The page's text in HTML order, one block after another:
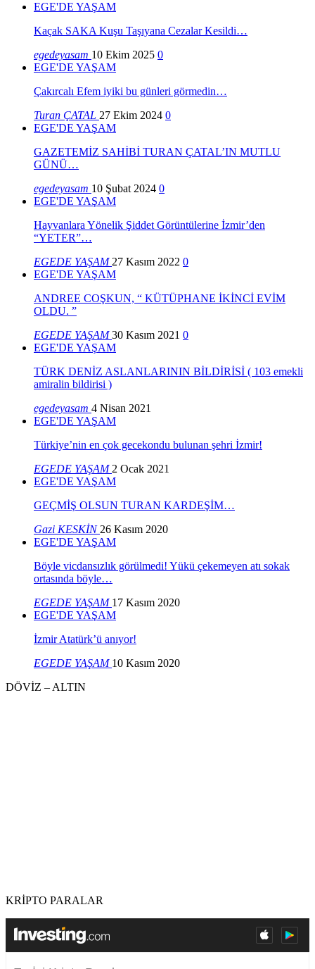
EGE'DE YAŞAM
Kaçak SAKA Kuşu Taşıyana Cezalar Kesildi…
egedeyasam 10 Ekim 2025 0
EGE'DE YAŞAM
Çakırcalı Efem iyiki bu günleri görmedin…
Turan ÇATAL 27 Ekim 2024 0
EGE'DE YAŞAM
GAZETEMİZ SAHİBİ TURAN ÇATAL’IN MUTLU
GÜNÜ…
egedeyasam 10 Şubat 2024 0
EGE'DE YAŞAM
Hayvanlara Yönelik Şiddet Görüntülerine İzmir’den
“YETER”…
EGEDE YAŞAM 27 Kasım 2022 0
EGE'DE YAŞAM
ANDREE COŞKUN, “ KÜTÜPHANE İKİNCİ EVİM
OLDU. ”
EGEDE YAŞAM30 Kasım 2021 0
EGE'DE YAŞAM
TÜRK DENİZ ASLANLARININ BİLDİRİSİ ( 103 emekli
amiralin bildirisi )
egedeyasam 4 Nisan 2021
EGE'DE YAŞAM
Türkiye’nin en çok gecekondu bulunan şehri İzmir!
EGEDE YAŞAM 2 Ocak 2021
EGE'DE YAŞAM
GEÇMİŞ OLSUN TURAN KARDEŞİM…
Gazi KESKİN 26 Kasım 2020
EGE'DE YAŞAM
Böyle vicdansızlık görülmedi! Yükü çekemeyen atı sokak
ortasında böyle…
EGEDE YAŞAM 17 Kasım 2020
EGE'DE YAŞAM
İzmir Atatürk’ü anıyor!
EGEDE YAŞAM 10 Kasım 2020
DÖVİZ – ALTIN
KRİPTO PARALAR